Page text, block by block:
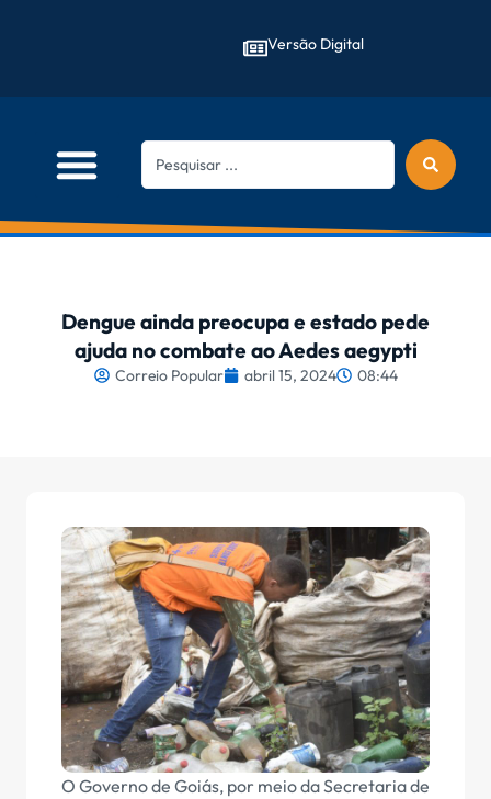
Versão Digital
Dengue ainda preocupa e estado pede
ajuda no combate ao Aedes aegypti
Correio Popular abril 15, 2024 08:44
O Governo de Goiás, por meio da Secretaria de